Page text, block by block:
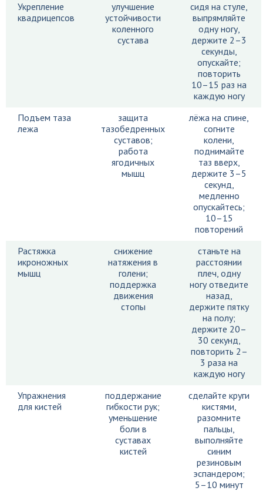
Укрепление
квадрицепсов
улучшение
устойчивости
коленного
сустава
сидя на стуле,
выпрямляйте
одну ногу,
держите 2–3
секунды,
опускайте;
повторить
10–15 раз на
каждую ногу
Подъем таза
лежа
защита
тазобедренных
суставов;
работа
ягодичных
мышц
лёжа на спине,
согните
колени,
поднимайте
таз вверх,
держите 3–5
секунд,
медленно
опускайтесь;
10–15
повторений
Растяжка
икроножных
мышц
снижение
натяжения в
голени;
поддержка
движения
стопы
станьте на
расстоянии
плеч, одну
ногу отведите
назад,
держите пятку
на полу;
держите 20–
30 секунд,
повторить 2–
3 раза на
каждую ногу
Упражнения
для кистей
поддержание
гибкости рук;
уменьшение
боли в
суставах
кистей
сделайте круги
кистями,
разомните
пальцы,
выполняйте
синим
резиновым
эспандером;
5–10 минут